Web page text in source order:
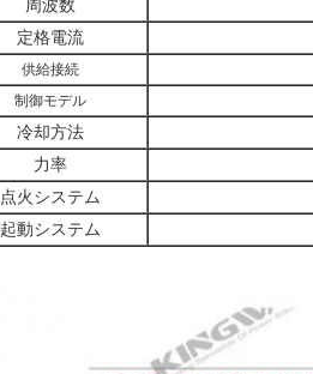
周波数
定格電流
供給接続
制御モデル
冷却方法
力率
点火システム
起動システム